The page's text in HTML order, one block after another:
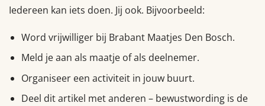
Iedereen kan iets doen. Jij ook. Bijvoorbeeld:
Word vrijwilliger bij Brabant Maatjes Den Bosch.
Meld je aan als maatje of als deelnemer.
Organiseer een activiteit in jouw buurt.
Deel dit artikel met anderen – bewustwording is de